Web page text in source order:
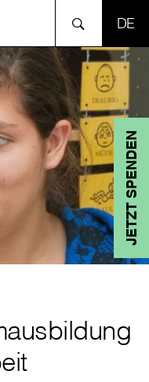
JETZT SPENDEN